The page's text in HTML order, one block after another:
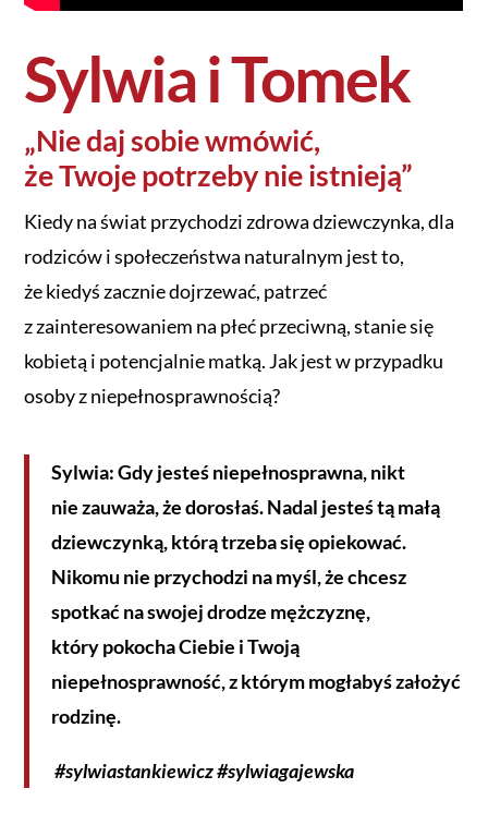
Sylwia i Tomek
„Nie daj sobie wmówić,
że Twoje potrzeby nie istnieją”
Kiedy na świat przychodzi zdrowa dziewczynka, dla
rodziców i społeczeństwa naturalnym jest to,
że kiedyś zacznie dojrzewać, patrzeć
z zainteresowaniem na płeć przeciwną, stanie się
kobietą i potencjalnie matką. Jak jest w przypadku
osoby z niepełnosprawnością?
Sylwia: Gdy jesteś niepełnosprawna, nikt
nie zauważa, że dorosłaś. Nadal jesteś tą małą
dziewczynką, którą trzeba się opiekować.
Nikomu nie przychodzi na myśl, że chcesz
spotkać na swojej drodze mężczyznę,
który pokocha Ciebie i Twoją
niepełnosprawność, z którym mogłabyś założyć
rodzinę.
#sylwiastankiewicz #sylwiagajewska